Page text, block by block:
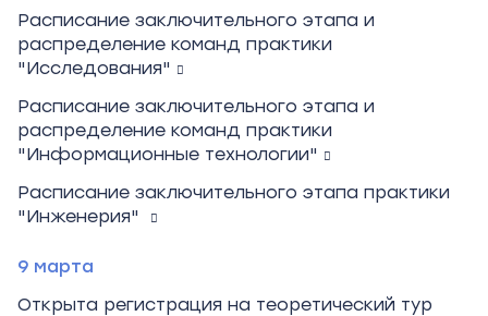
Расписание заключительного этапа и
распределение команд практики
"Исследования"
Расписание заключительного этапа и
распределение команд практики
"Информационные технологии"
Расписание заключительного этапа практики
"Инженерия"
9 марта
Открыта регистрация на теоретический тур